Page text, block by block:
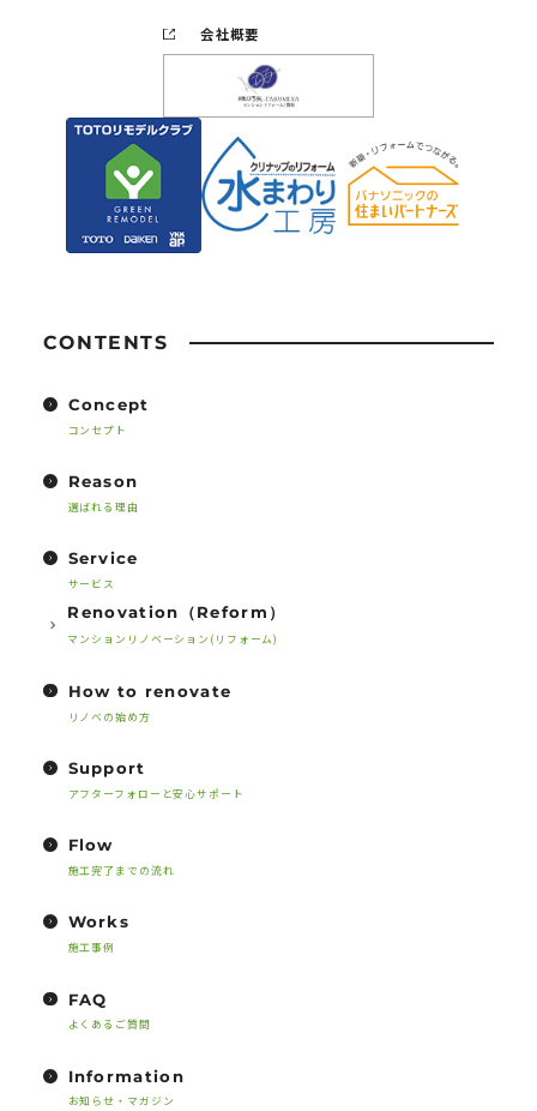
会社概要
CONTENTS
Concept
コンセプト
Reason
選ばれる理由
Service
サービス
Renovation（Reform）
マンションリノベーション(リフォーム)
How to renovate
リノベの始め方
Support
アフターフォローと安心サポート
Flow
施工完了までの流れ
Works
施工事例
FAQ
よくあるご質問
Information
お知らせ・マガジン